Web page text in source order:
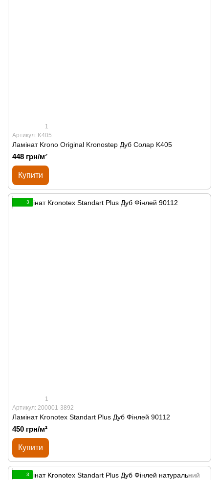
1
Артикул: K405
Ламінат Krono Original Kronostep Дуб Солар K405
448 грн/м²
Купити
3
1
Артикул: 200001-3892
Ламінат Kronotex Standart Plus Дуб Фінлей 90112
450 грн/м²
Купити
3